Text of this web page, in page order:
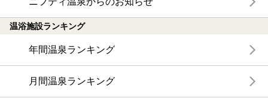
温浴施設ランキング
年間温泉ランキング
月間温泉ランキング